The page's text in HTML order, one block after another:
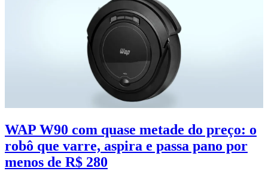
WAP W90 com quase metade do preço: o
robô que varre, aspira e passa pano por
menos de R$ 280